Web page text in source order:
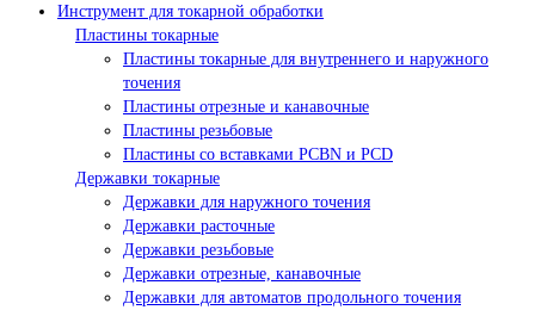
Инструмент для токарной обработки
Пластины токарные
Пластины токарные для внутреннего и наружного
точения
Пластины отрезные и канавочные
Пластины резьбовые
Пластины со вставками PCBN и PCD
Державки токарные
Державки для наружного точения
Державки расточные
Державки резьбовые
Державки отрезные, канавочные
Державки для автоматов продольного точения